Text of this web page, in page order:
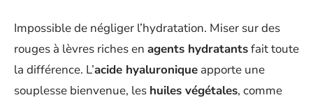
Impossible de négliger l’hydratation. Miser sur des
rouges à lèvres riches en agents hydratantsfait toute
la différence. L’acide hyaluronique apporte une
souplesse bienvenue, les huiles végétales, comme